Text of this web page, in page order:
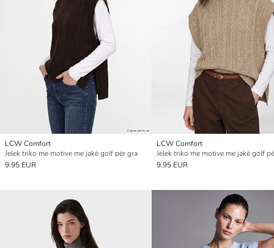
LCW Comfort
Jelek triko me motive me jakë golf për gra
9.95 EUR
LCW Comfort
Jelek triko me motive me jakë golf
9.95 EUR